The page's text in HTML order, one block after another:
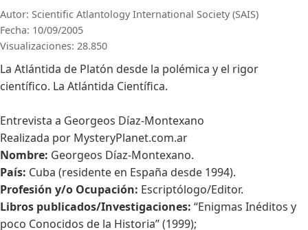
Autor: Scientific Atlantology International Society (SAIS)
Fecha: 10/09/2005
Visualizaciones: 28.850
La Atlántida de Platón desde la polémica y el rigor
científico. La Atlántida Científica.
Entrevista a Georgeos Díaz-Montexano
Realizada por MysteryPlanet.com.ar
Nombre: Georgeos Díaz-Montexano.
País: Cuba (residente en España desde 1994).
Profesión y/o Ocupación: Escriptólogo/Editor.
Libros publicados/Investigaciones: “Enigmas Inéditos y
poco Conocidos de la Historia” (1999);